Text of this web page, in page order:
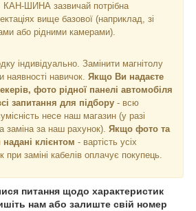
КАН-ШИНА зазвичай потрібна
вище базової (наприклад, зі
або рідними камерами).
індивідуально. Замінити магнітолу
наявності навичок. Якщо Ви надаєте
фото рідної панелі автомобіля
запитання для підбору - всю
несе наш магазин (у разі
заміна за наш рахунок). Якщо фото та
клієнтом - вартість усіх
заміні кабелів оплачує покупець.
питання щодо характеристик
нам або залиште свій номер